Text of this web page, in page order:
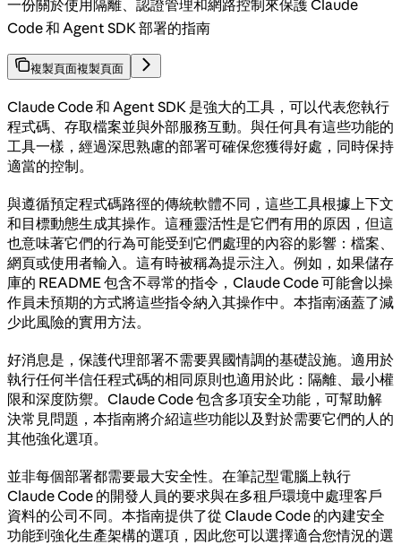
一份關於使用隔離、認證管理和網路控制來保護 Claude
Code 和 Agent SDK 部署的指南
複製頁面複製頁面
Claude Code 和 Agent SDK 是強大的工具，可以代表您執行
程式碼、存取檔案並與外部服務互動。與任何具有這些功能的
工具一樣，經過深思熟慮的部署可確保您獲得好處，同時保持
適當的控制。
與遵循預定程式碼路徑的傳統軟體不同，這些工具根據上下文
和目標動態生成其操作。這種靈活性是它們有用的原因，但這
也意味著它們的行為可能受到它們處理的內容的影響：檔案、
網頁或使用者輸入。這有時被稱為提示注入。例如，如果儲存
庫的 README 包含不尋常的指令，Claude Code 可能會以操
作員未預期的方式將這些指令納入其操作中。本指南涵蓋了減
少此風險的實用方法。
好消息是，保護代理部署不需要異國情調的基礎設施。適用於
執行任何半信任程式碼的相同原則也適用於此：隔離、最小權
限和深度防禦。Claude Code 包含多項安全功能，可幫助解
決常見問題，本指南將介紹這些功能以及對於需要它們的人的
其他強化選項。
並非每個部署都需要最大安全性。在筆記型電腦上執行
Claude Code 的開發人員的要求與在多租戶環境中處理客戶
資料的公司不同。本指南提供了從 Claude Code 的內建安全
功能到強化生產架構的選項，因此您可以選擇適合您情況的選